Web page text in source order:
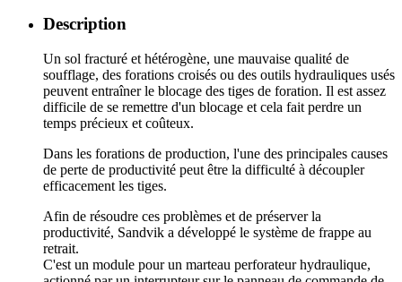
Description
Un sol fracturé et hétérogène, une mauvaise qualité de
soufflage, des forations croisés ou des outils hydrauliques usés
peuvent entraîner le blocage des tiges de foration. Il est assez
difficile de se remettre d'un blocage et cela fait perdre un
temps précieux et coûteux.
Dans les forations de production, l'une des principales causes
de perte de productivité peut être la difficulté à découpler
efficacement les tiges.
Afin de résoudre ces problèmes et de préserver la
productivité, Sandvik a développé le système de frappe au
retrait.
C'est un module pour un marteau perforateur hydraulique,